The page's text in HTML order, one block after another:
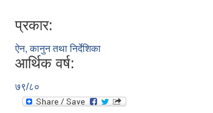
प्रकार:
ऐन, कानुन तथा निर्देशिका
आर्थिक वर्ष:
७९/८०